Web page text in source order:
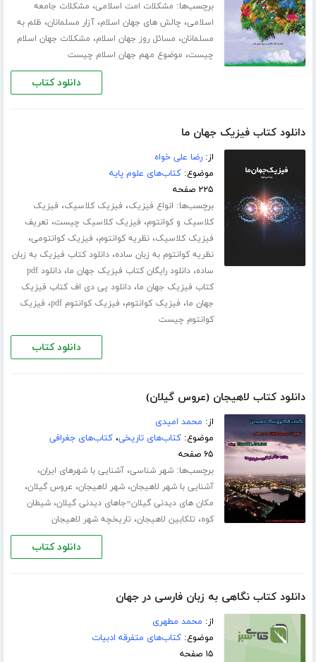
برچسب‌ها: مشکلات امت اسلامی، مشکلات جامعه
اسلامی، چالش های جهان اسلام،آزار مسلمانان، ظلم به
مسلمانان، مسائل روز جهان اسلام، مشکلات جهان اسلام
چیست، موضوع مهم جهان اسلام چیست
دانلود کتاب
دانلود کتاب فیزیک جهان ما
از:رضا علی خواه
موضوع:کتاب‌های علوم پایه
۲۲۵ صفحه
برچسب‌ها: انواع فیزیک، فیزیک کلاسیک، فیزیک
کلاسیک و کوانتوم، فیزیک کلاسیک چیست، تعریف
فیزیک کلاسیک،نظریه کوانتوم، فیزیک کوانتومی،
نظریه کوانتوم به زبان ساده،دانلود کتاب فیزیک به زبان
ساده،دانلود رایگان کتاب فیزیک جهان ما،
دانلود pdf
کتاب فیزیک جهان ما،دانلود پی دی اف کتاب فیزیک
جهان ما، فیزیک کوانتوم، فیزیک کوانتوم pdf ، فیزیک
کوانتوم چیست
دانلود کتاب
دانلود کتاب لاهیجان (عروس گیلان)
از: محمد امیدی
موضوع:کتاب‌های تاریخی،کتاب‌های جغرافی
۶۵ صفحه
برچسب‌ها:شهر شناسی،آشنایی با شهرهای ایران،
آشنایی با شهر لاهیجان،شهر لاهیجان، عروس گیلان،
مکان های دیدنی گیلان=جاهای دیدنی گیلان،شیطان
کوه، تلکابین لاهیجان، تاریخچه شهر لاهیجان
دانلود کتاب
دانلود کتاب نگاهی به زبان فارسی در جهان
از: محمد مطهری
موضوع:کتاب‌های متفرقه ادبیات
۱۵ صفحه